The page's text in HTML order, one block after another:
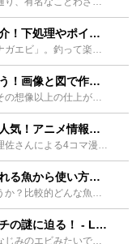
テナガエビの料理の方法をご紹介！下処理やポイントも解説！ - Leisurego(レジャーゴー)
子どもと一緒に手軽に楽しめる「テナガエビ」。釣って楽しむだけでなく、簡単な下処理で美味しくいただける食材でもあります。そんな「テナガエビ」を美味しく食べていただける料理方法から下処理やポイントをご紹...
ストローエビルアーで魚を釣ろう！画像と図で作り方を詳しく解説！ - Leisurego(レジャーゴー)
ストローエビをご存知でしょうか？その想像以上の仕上がりのリアルさで、一部で人気のあるストローで作ったエビの作り物です。驚くことにこの作ったエビで魚が釣れるのです。このストローエビの詳しい作り方を写真...
おるちゅばんエビちゅが韓国で人気！アニメ情報やポプテピピックとの関連まで - Leisurego(レジャーゴー)
『おるちゅばんエビちゅ』は、伊藤理佐さんによる4コマ漫画作品で、後にアニメ化もされました。そんな本作ですが日本での知名度は低く、韓国でヒットしたことによって逆輸入されることに。今回は『おるちゅばんエ...
シラサエビで釣ってみよう！釣れる魚から使い方までをご紹介 - Leisurego(レジャーゴー)
皆さん、シラサエビをご存じでしょうか？比較的どんな魚でも食いつきがいいので、これを生き餌に釣りをすれば坊主にならないと言われているエビです。そんな非常に使い勝手のよいシラサエビ、本記事ではその使い方...
最強のパンチ力！？シャコパンチの謎に迫る！ - Leisurego(レジャーゴー)
シャコと言えば、お寿司のネタでおなじみのエビみたいで、少し黒っぽくてとても美味しい握り寿司のイメージがあります。シャコとエビの見た目はよく似ているように見えます。同じ甲殻類ですが、エビとはかなり遠い...